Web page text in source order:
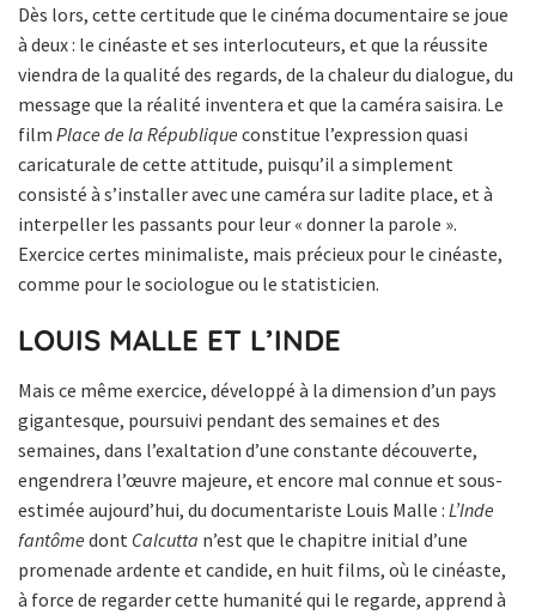
Dès lors, cette certitude que le cinéma documentaire se joue
à deux : le cinéaste et ses interlocuteurs, et que la réussite
viendra de la qualité des regards, de la chaleur du dialogue, du
message que la réalité inventera et que la caméra saisira. Le
film Place de la République constitue l’expression quasi
caricaturale de cette attitude, puisqu’il a simplement
consisté à s’installer avec une caméra sur ladite place, et à
interpeller les passants pour leur « donner la parole ».
Exercice certes minimaliste, mais précieux pour le cinéaste,
comme pour le sociologue ou le statisticien.
LOUIS MALLE ET L’INDE
Mais ce même exercice, développé à la dimension d’un pays
gigantesque, poursuivi pendant des semaines et des
semaines, dans l’exaltation d’une constante découverte,
engendrera l’œuvre majeure, et encore mal connue et sous-
estimée aujourd’hui, du documentariste Louis Malle : L’Inde
fantôme dont Calcutta n’est que le chapitre initial d’une
promenade ardente et candide, en huit films, où le cinéaste,
à force de regarder cette humanité qui le regarde, apprend à